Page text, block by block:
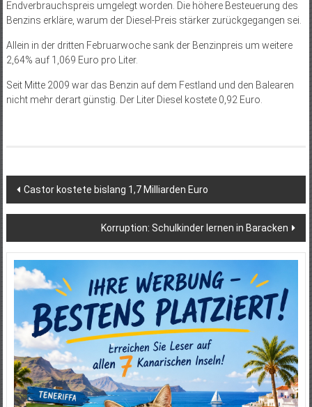
Endverbrauchspreis umgelegt worden. Die höhere Besteuerung des
Benzins erkläre, warum der Diesel-Preis stärker zurückgegangen sei.
Allein in der dritten Februarwoche sank der Benzinpreis um weitere
2,64% auf 1,069 Euro pro Liter.
Seit Mitte 2009 war das Benzin auf dem Festland und den Balearen
nicht mehr derart günstig. Der Liter Diesel kostete 0,92 Euro.
Beitragsnavigation
Castor kostete bislang 1,7 Milliarden Euro
Korruption: Schulkinder lernen in Baracken